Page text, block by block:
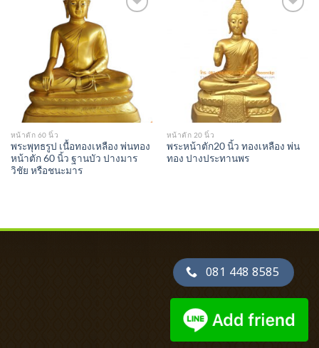
หน้าตัก 60 นิ้ว
พระพุทธรูป เนื้อทองเหลือง พ่นทอง
หน้าตัก 60 นิ้ว ฐานบัว ปางมาร
วิชัย หรือชนะมาร
หน้าตัก 20 นิ้ว
พระหน้าตัก20 นิ้ว ทองเหลือง พ่น
ทอง ปางประทานพร
081 448 8585